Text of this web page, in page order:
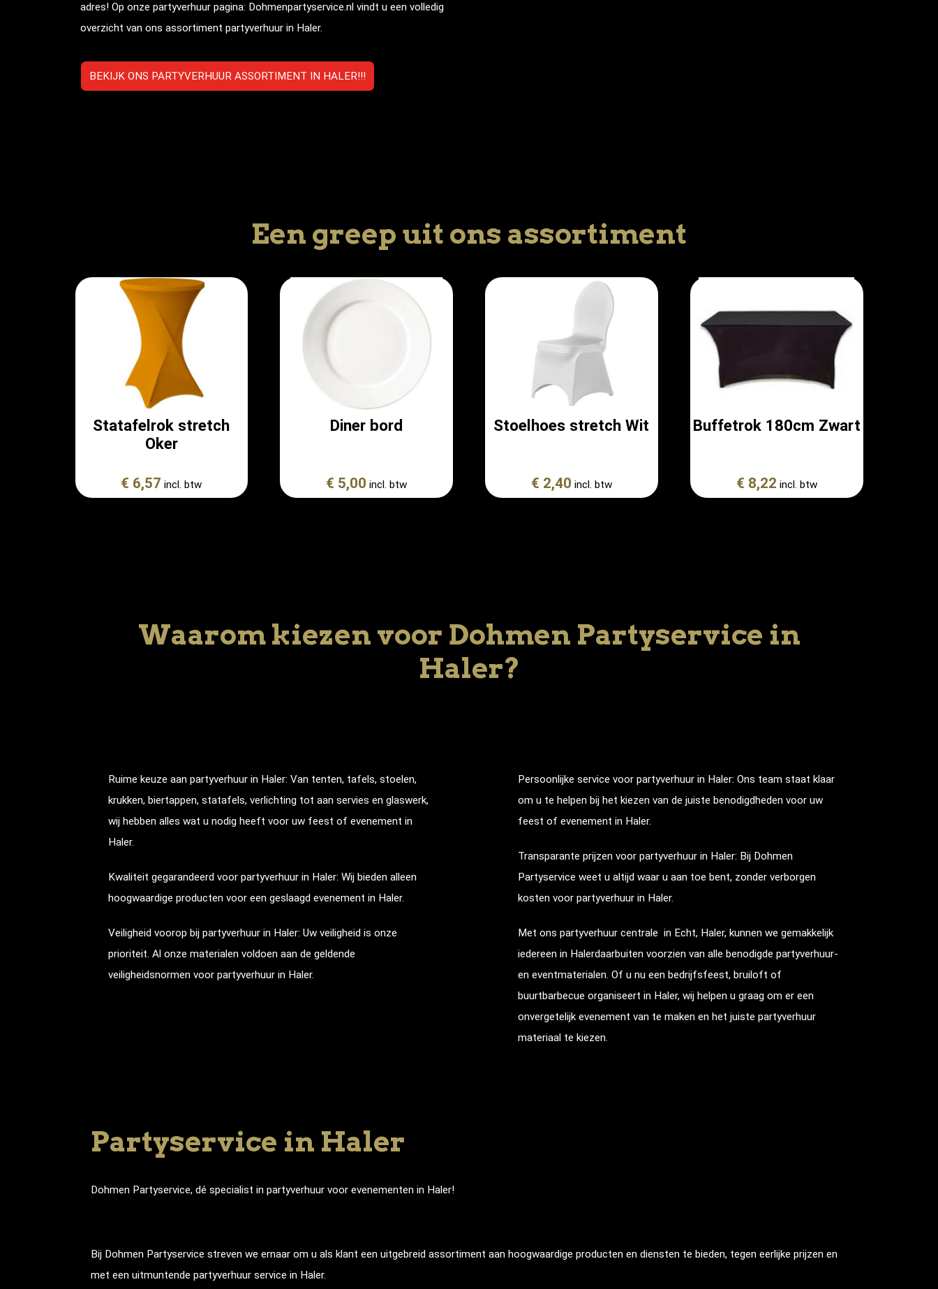
adres! Op onze partyverhuur pagina: Dohmenpartyservice.nl vindt u een volledig
overzicht van ons assortiment partyverhuur in Haler.
BEKIJK ONS PARTYVERHUUR ASSORTIMENT IN HALER!!!
Een greep uit ons assortiment
Statafelrok stretch
Oker
€ 6,57 incl. btw
Diner bord
€ 5,00 incl. btw
Stoelhoes stretch Wit
€ 2,40 incl. btw
Buffetrok 180cm Zwart
€ 8,22 incl. btw
Waarom kiezen voor Dohmen Partyservice in
Haler?
Ruime keuze aan partyverhuur in Haler: Van tenten, tafels, stoelen,
krukken, biertappen, statafels, verlichting tot aan servies en glaswerk,
wij hebben alles wat u nodig heeft voor uw feest of evenement in
Haler.
Kwaliteit gegarandeerd voor partyverhuur in Haler: Wij bieden alleen
hoogwaardige producten voor een geslaagd evenement in Haler.
Veiligheid voorop bij partyverhuur in Haler: Uw veiligheid is onze
prioriteit. Al onze materialen voldoen aan de geldende
veiligheidsnormen voor partyverhuur in Haler.
Persoonlijke service voor partyverhuur in Haler: Ons team staat klaar
om u te helpen bij het kiezen van de juiste benodigdheden voor uw
feest of evenement in Haler.
Transparante prijzen voor partyverhuur in Haler: Bij Dohmen
Partyservice weet u altijd waar u aan toe bent, zonder verborgen
kosten voor partyverhuur in Haler.
Met ons partyverhuur centrale in Echt, Haler, kunnen we gemakkelijk
iedereen in Halerdaarbuiten voorzien van alle benodigde partyverhuur-
en eventmaterialen. Of u nu een bedrijfsfeest, bruiloft of
buurtbarbecue organiseert in Haler, wij helpen u graag om er een
onvergetelijk evenement van te maken en het juiste partyverhuur
materiaal te kiezen.
Partyservice in Haler
Dohmen Partyservice, dé specialist in partyverhuur voor evenementen in Haler!
Bij Dohmen Partyservice streven we ernaar om u als klant een uitgebreid assortiment aan hoogwaardige producten en diensten te bieden, tegen eerlijke prijzen en
met een uitmuntende partyverhuur service in Haler.